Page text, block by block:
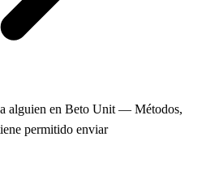
alguien en Beto Unit — Métodos,
permitido enviar